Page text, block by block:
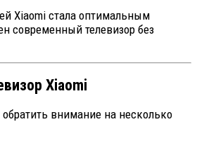
Xiaomi стала оптимальным
современный телевизор без
Xiaomi
внимание на несколько